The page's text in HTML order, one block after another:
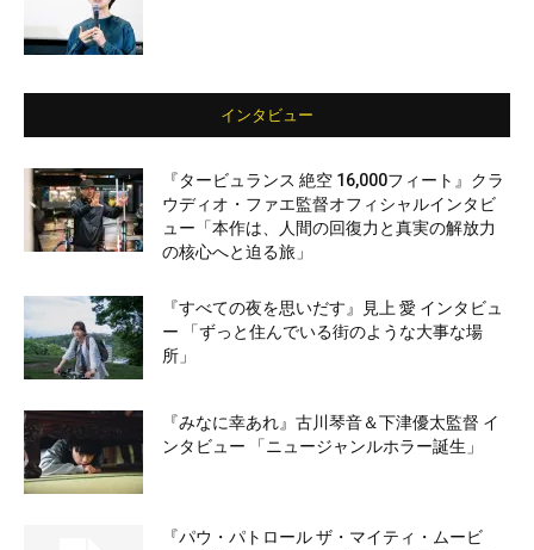
インタビュー
『タービュランス 絶空 16,000フィート』クラ
ウディオ・ファエ監督オフィシャルインタビ
ュー「本作は、人間の回復力と真実の解放力
の核心へと迫る旅」
『すべての夜を思いだす』見上 愛 インタビュ
ー 「ずっと住んでいる街のような大事な場
所」
『みなに幸あれ』古川琴音＆下津優太監督 イ
ンタビュー 「ニュージャンルホラー誕生」
『パウ・パトロール ザ・マイティ・ムービ